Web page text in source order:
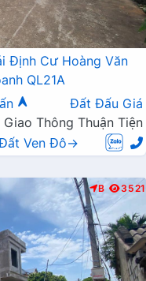
Định Cư Hoàng Văn
QL21A
Đất Đấu Giá
Thông Thuận Tiện
Ven Đô→
B 3521